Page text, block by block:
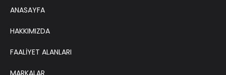
ANASAYFA
HAKKIMIZDA
FAALİYET ALANLARI
MARKALAR